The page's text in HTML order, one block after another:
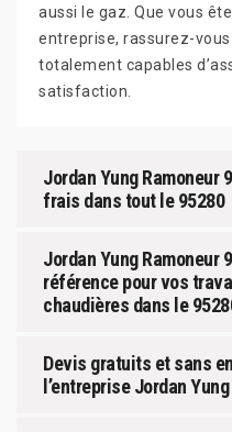
aussi le gaz. Que vous
entreprise, rassurez-
totalement capables
satisfaction.
Jordan Yung Ramoneur
frais dans tout le 95280
Jordan Yung Ramoneur
référence pour vos
chaudières dans le
Devis gratuits et sans
l’entreprise Jordan